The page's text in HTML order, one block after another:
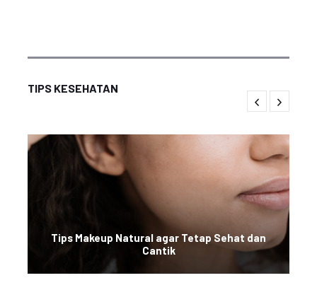
TIPS KESEHATAN
Tips Makeup Natural agar Tetap Sehat dan
Cantik